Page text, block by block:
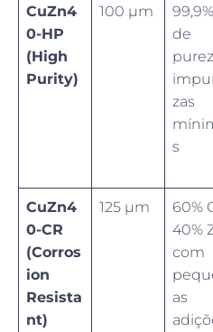
CuZn4
0-HP
(High
Purity)
100 µm
99,9%
de
zas
s
CuZn4
0-CR
(Corros
ion
Resista
nt)
125 µm
60%
40%
com
as